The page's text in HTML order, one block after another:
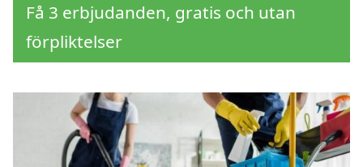
Få 3 erbjudanden, gratis och utan
förpliktelser